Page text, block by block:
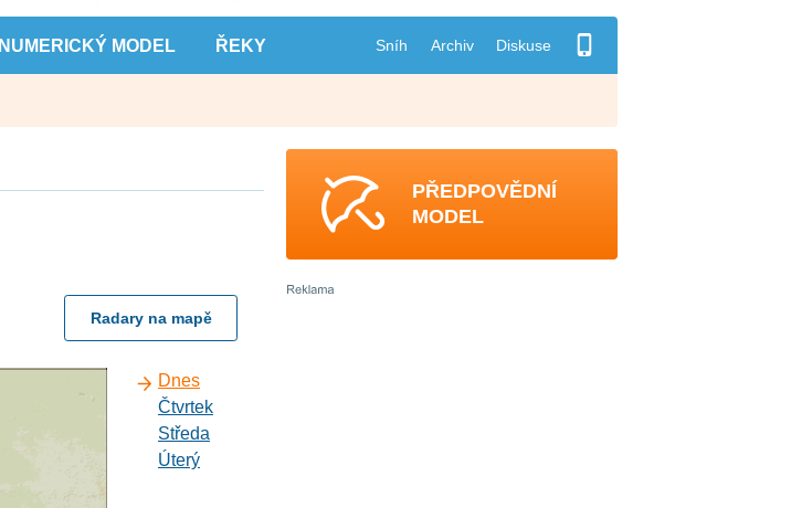
NUMERICKÝ MODEL ŘEKY Sníh Archiv Diskuse
Radary na mapě
Dnes
Čtvrtek
Středa
Úterý
PŘEDPOVĚDNÍ
MODEL